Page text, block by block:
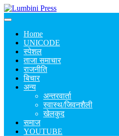
Home
UNICODE
स्पेशल
ताजा समाचार
राजनीति
बिचार
अन्य
अन्तरवार्ता
स्वास्थ/जिवनशैली
खेलकुद
समाज
YOUTUBE